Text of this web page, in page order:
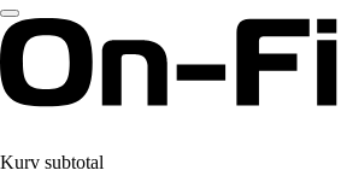
Kurv subtotal